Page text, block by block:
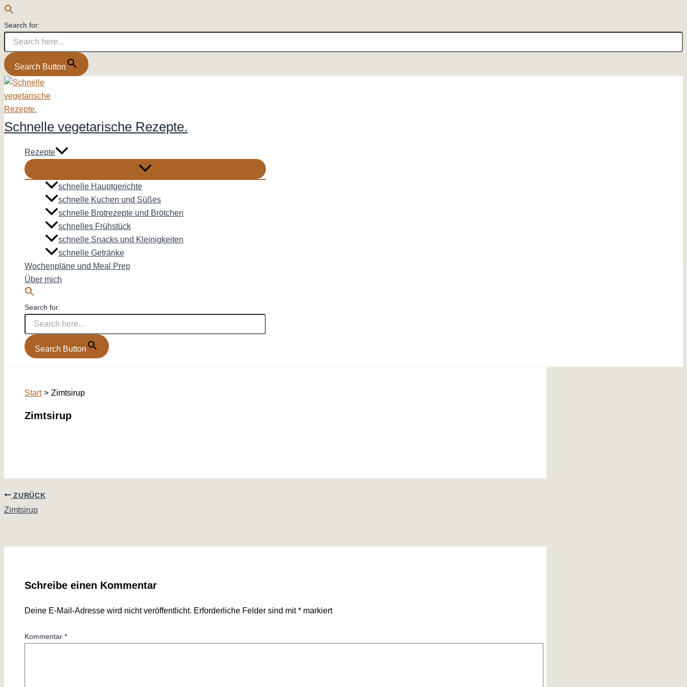
Search for:
Search Button
Zum
Inhalt
springen
Schnelle vegetarische Rezepte.
Rezepte
schnelle Hauptgerichte
schnelle Kuchen und Süßes
schnelle Brotrezepte und Brötchen
schnelles Frühstück
schnelle Snacks und Kleinigkeiten
schnelle Getränke
Wochenpläne und Meal Prep
Über mich
Search for:
Search Button
Start Zimtsirup
Zimtsirup
ZURÜCK
Zimtsirup
Schreibe einen Kommentar
Deine E-Mail-Adresse wird nicht veröffentlicht. Erforderliche Felder sind mit* markiert
Kommentar *